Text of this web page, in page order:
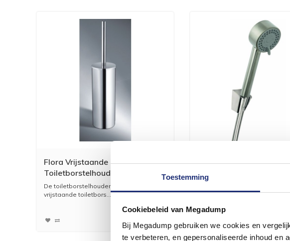
Toestemming
Cookiebeleid van Megadump
Bij Megadump gebruiken we cookies en
te verbeteren, en gepersonaliseerde inhoud en
Flora Vrijstaande
Toiletborstelhouder Chroom
De toiletborstelhouder "Flora" is een
vrijstaande toiletbors...
95,53
Abzu Handdouche set
Geborsteld Staal
verstelbare handdouche me...